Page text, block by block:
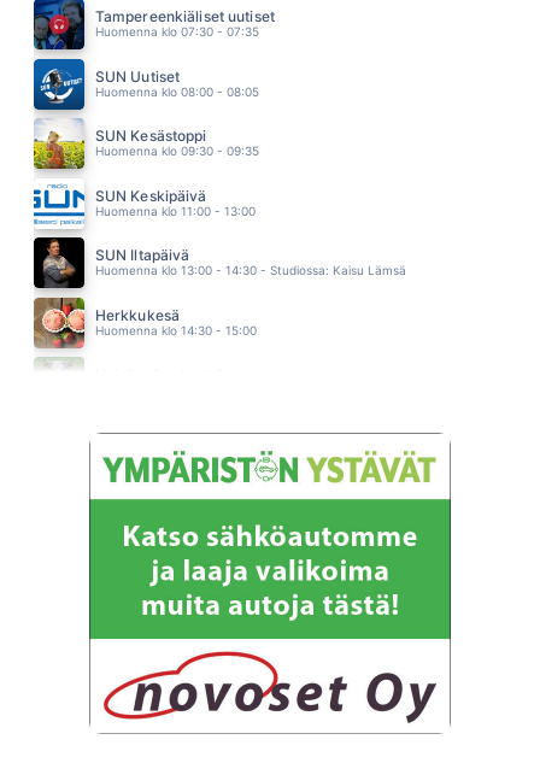
LASSE LAAKSO
16.15
PORTION BOYS
16.12
Tampereenkiäliset uutiset
Huomenna klo 07:30 - 07:35
SUN Uutiset
Huomenna klo 08:00 - 08:05
SUN Kesästoppi
Huomenna klo 09:30 - 09:35
SUN Keskipäivä
Huomenna klo 11:00 - 13:00
SUN Iltapäivä
Huomenna klo 13:00 - 14:30 - Studiossa: Kaisu Lämsä
Herkkukesä
Huomenna klo 14:30 - 15:00